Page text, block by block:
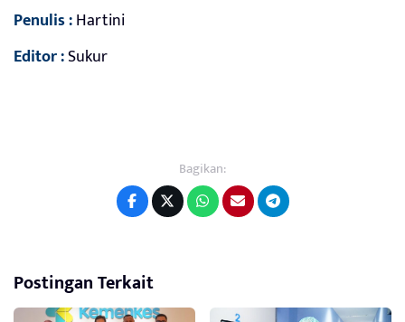
Penulis :Hartini
Editor :Sukur
Bagikan:
Postingan Terkait